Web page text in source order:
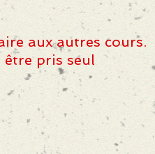
aux autres cours.
être pris seul